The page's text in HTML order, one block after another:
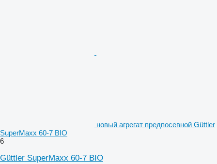
новый агрегат предпосевной Güttler
SuperMaxx 60-7 BIO
6
Güttler SuperMaxx 60-7 BIO